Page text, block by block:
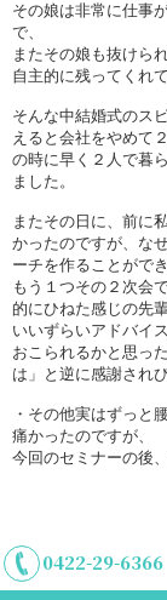
その娘は非常に仕事
で、
またその娘も抜けら
自主的に残ってくれ
そんな中結婚式のス
えると会社をやめて
の時に早く２人で暮
ました。
またその日に、前に
かったのですが、な
ーチを作ることがで
もう１つその２次会
的にひねた感じの先
いいずらいアドバイ
おこられるかと思っ
は」と逆に感謝され
・その他実はずっと
痛かったのですが、
今回のセミナーの後
0422-29-6366